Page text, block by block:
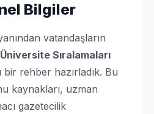
Bilgiler
vatandaşların
Üniversite Sıralamaları
rehber hazırladık. Bu
kaynakları, uzman
gazetecilik